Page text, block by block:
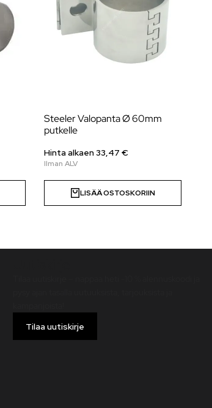
Steeler Valopanta Ø 60mm
putkelle
Hinta alkaen 33,47 €
LISÄÄ OSTOSKORIIN
Tilaa uutiskirje